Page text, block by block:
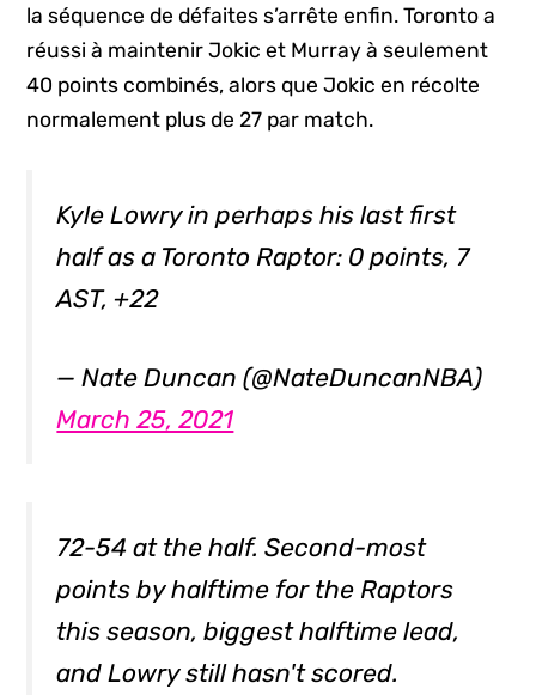
la séquence de défaites s’arrête enfin. Toronto a
réussi à maintenir Jokic et Murray à seulement
40 points combinés, alors que Jokic en récolte
normalement plus de 27 par match.
Kyle Lowry in perhaps his last first
half as a Toronto Raptor: 0 points, 7
AST, +22
— Nate Duncan (@NateDuncanNBA)
March 25, 2021
72-54 at the half. Second-most
points by halftime for the Raptors
this season, biggest halftime lead,
and Lowry still hasn't scored.